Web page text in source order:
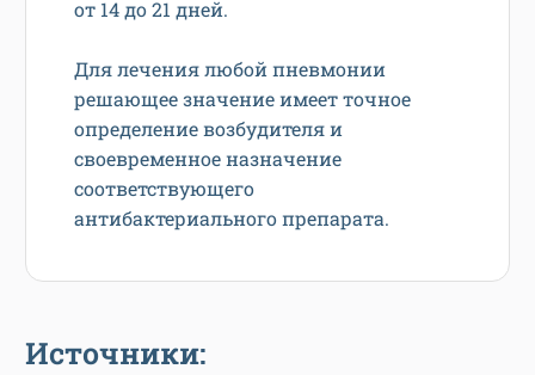
от 14 до 21 дней.
Для лечения любой пневмонии
решающее значение имеет точное
определение возбудителя и
своевременное назначение
соответствующего
антибактериального препарата.
Источники: